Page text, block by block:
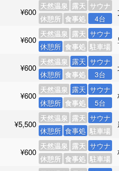
¥600
天然温泉 露天 サウナ
休憩所 食事処 4台
¥600
天然温泉 露天 サウナ
休憩所 食事処 駐車場
¥600
天然温泉 露天 サウナ
休憩所 食事処 3台
¥600
天然温泉 露天 サウナ
休憩所 食事処 5台
¥5,500
天然温泉 露天 サウナ
休憩所 食事処 駐車場
¥600
天然温泉 露天 サウナ
休憩所 食事処 駐車場